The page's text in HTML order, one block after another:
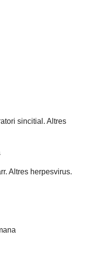
sincitial. Altres
Altres herpesvirus.